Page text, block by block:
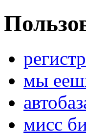
мы
мисс